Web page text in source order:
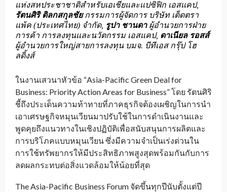
แห่งสหประชาชาติสำหรับเอเชียและแปซิฟิก เอสแคป,
รัตนศิริ ติลกสกุลชัยกรรมการผู้จัดการ บริษัท เต็ดตรา
แพ้ค (ประเทศไทย) จำกัด, รูปา ชานดาผู้อำนวยการฝ่าย
การค้า การลงทุนและนวัตกรรม เอสแคป, ดาเนียล รอสส์
ผู้อำนวยการใหญ่สายการลงทุน บมจ. บีทีเอส กรุ๊ป โฮ
ลดิ้งส์
ในงานเสวนาหัวข้อ “Asia-Pacific Green Deal for
Business: Priority Action Areas for Business” โดย รัตนศิริ
ชี้ถึงประเด็นความท้าทายที่ภาคธุรกิจต้องเผชิญในการนำ
เอาเศรษฐกิจหมุนเวียนมาปรับใช้ในการดำเนินงานและ
พูดคุยถึงแนวทางในเชิงปฏิบัติเพื่อสนับสนุนการผลิตและ
การบริโภคแบบหมุนเวียน ซึ่งมีความจำเป็นเร่งด่วนใน
การใช้ทรัพยากรให้มีประสิทธิภาพสูงสุดพร้อมกันกับการ
ลดผลกระทบต่อสิ่งแวดล้อมให้น้อยที่สุด
The Asia-Pacific Business Forum จัดขึ้นทุกปีนับตั้งแต่ปี